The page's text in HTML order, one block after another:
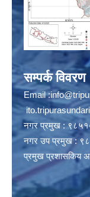
सम्पर्क विवरण
Email :
नगर प्रमुख :
नगर उप प्रमुख :
प्रमुख प्रशासकिय